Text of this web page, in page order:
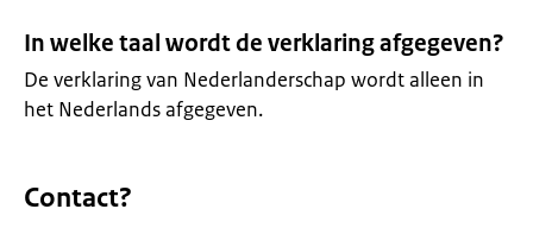
In welke taal wordt de verklaring afgegeven?
De verklaring van Nederlanderschap wordt alleen in
het Nederlands afgegeven.
Contact?